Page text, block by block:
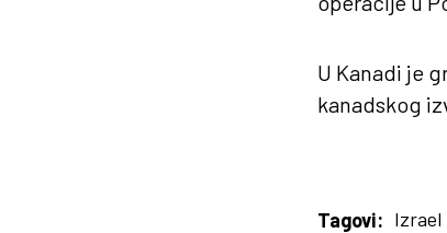
U Kanadi je
kanadskog
Tagovi: Izrael